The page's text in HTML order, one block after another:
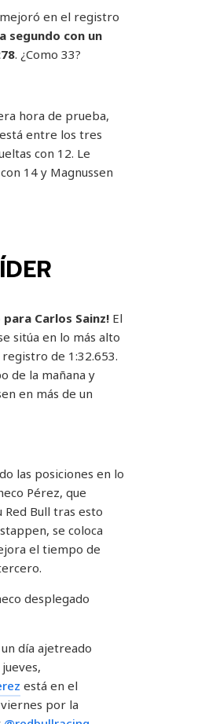
en el registro
segundo con un
. ¿Como 33?
hora de prueba,
entre los tres
con 12. Le
14 y Magnussen
Carlos Sainz! El
sitúa en lo más alto
de 1:32.653.
de la mañana y
en más de un
las posiciones en lo
Pérez, que
Red Bull tras esto
se coloca
el tiempo de
desplegado
día ajetreado
está en el
por la